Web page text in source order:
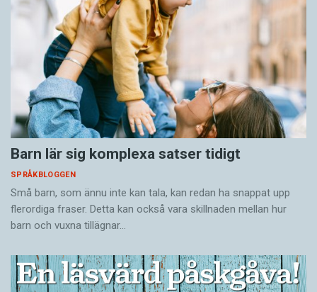
Barn lär sig komplexa satser tidigt
SPRÅKBLOGGEN
Små barn, som ännu inte kan tala, kan redan ha snappat upp
flerordiga fraser. Detta kan också vara skillnaden mellan hur
barn och vuxna tillägnar…